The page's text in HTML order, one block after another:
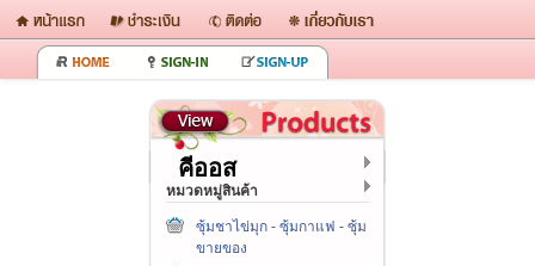
คีออส
หมวดหมู่สินค้า
ซุ้มชาไข่มุก - ซุ้มกาแฟ - ซุ้ม
ขายของ